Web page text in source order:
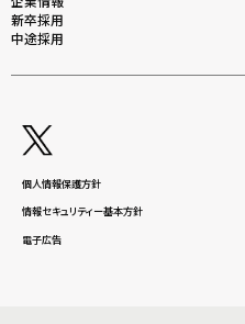
新卒採用
中途採用
個人情報保護方針
情報セキュリティー基本方針
電子広告